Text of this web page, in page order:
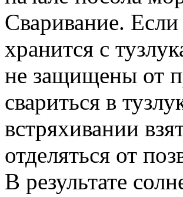
Сваривание.
хранится с
не защищены от
свариться в
встряхивании
отделяться от
В результате